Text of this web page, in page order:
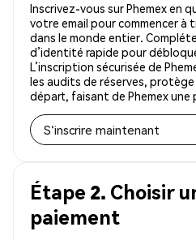
Inscrivez-vous sur Phemex en
votre email pour commencer à
dans le monde entier.
d’identité rapide pour
L’inscription sécurisée de
les audits de réserves,
départ, faisant de Phemex
S'inscrire maintenant
Étape 2. Choisir
paiement